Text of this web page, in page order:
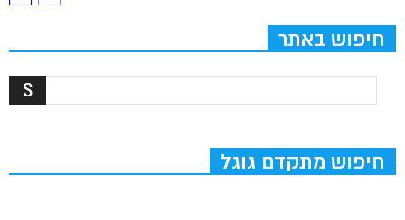
חיפוש באתר
חיפוש מתקדם גוגל